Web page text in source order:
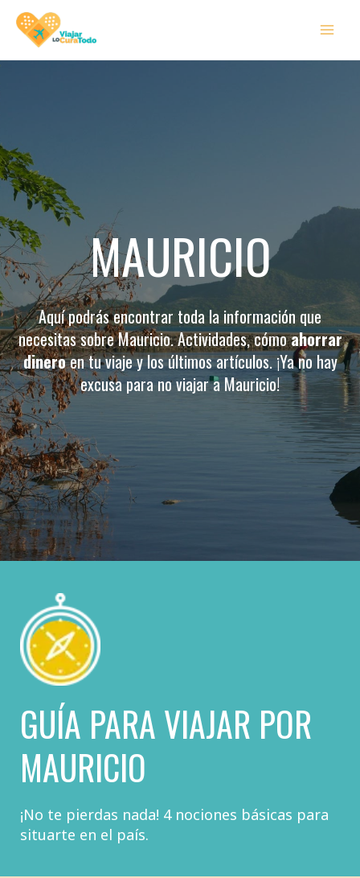
MAURICIO
Aquí podrás encontrar toda la información que
necesitas sobre Mauricio​. Actividades, cómoahorrar
dineroen tu viaje y los últimos artículos. ¡Ya no hay
excusa para no viajar a Mauricio​!
GUÍA PARA VIAJAR POR
MAURICIO
¡No te pierdas nada! 4 nociones básicas para
situarte en el país.